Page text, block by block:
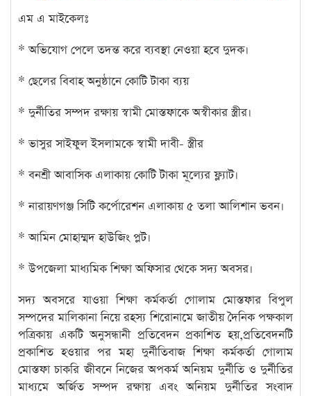
এম এ মাইকেলঃ
* অভিযোগ পেলে তদন্ত করে ব্যবস্থা নেওয়া হবে দুদক।
* ছেলের বিবাহ অনুষ্ঠানে কোটি টাকা ব্যয়
* দুর্নীতির সম্পদ রক্ষায় স্বামী মোস্তফাকে অস্বীকার স্ত্রীর।
* ভাসুর সাইফুল ইসলামকে স্বামী দাবী- স্ত্রীর
* বনশ্রী আবাসিক এলাকায় কোটি টাকা মূল্যের ফ্ল্যাট।
* নারায়ণগঞ্জ সিটি কর্পোরেশন এলাকায় ৫ তলা আলিশান ভবন।
* আমিন মোহাম্মদ হাউজিং প্লট।
* উপজেলা মাধ্যমিক শিক্ষা অফিসার থেকে সদ্য অবসর।
সদ্য অবসরে যাওয়া শিক্ষা কর্মকর্তা গোলাম মোস্তফার বিপুল
সম্পদের মালিকানা নিয়ে রহস্য শিরোনামে জাতীয় দৈনিক পক্ষকাল
পত্রিকায় একটি অনুসন্ধানী প্রতিবেদন প্রকাশিত হয়,প্রতিবেদনটি
প্রকাশিত হওয়ার পর মহা দুর্নীতিবাজ শিক্ষা কর্মকর্তা গোলাম
মোস্তফা চাকরি জীবনে নিজের অপকর্ম অনিয়ম দুর্নীতি ও দুর্নীতির
মাধ্যমে অর্জিত সম্পদ রক্ষায় এবং অনিয়ম দুর্নীতির সংবাদ